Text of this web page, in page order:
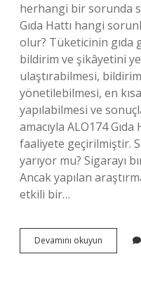
herhangi bir sorunda
Gıda Hattı hangi
olur? Tüketicinin
bildirim ve şikâyetini
ulaştırabilmesi,
yönetilebilmesi, en
yapılabilmesi ve
amacıyla ALO174
faaliyete geçirilmiştir.
yarıyor mu? Sigarayı
Ancak yapılan
etkili bir…
Devamını okuyun
171